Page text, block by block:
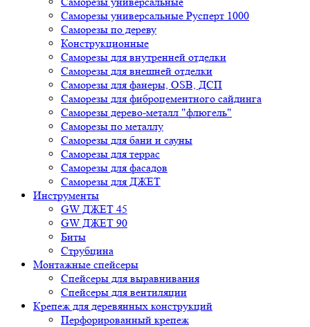
Саморезы универсальные Русперт 1000
Саморезы по дереву
Конструкционные
Саморезы для внутренней отделки
Саморезы для внешней отделки
Cаморезы для фанеры, OSB, ДСП
Саморезы для фиброцементного сайдинга
Саморезы дерево-металл "флюгель"
Саморезы по металлу
Саморезы для бани и сауны
Саморезы для террас
Саморезы для фасадов
Саморезы для ДЖЕТ
Инструменты
GW ДЖЕТ 45
GW ДЖЕТ 90
Биты
Струбцина
Монтажные спейсеры
Спейсеры для выравнивания
Спейсеры для вентиляции
Крепеж для деревянных конструкций
Перфорированный крепеж